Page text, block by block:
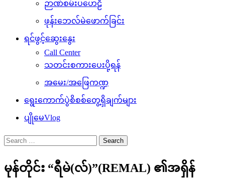
ဉာဏ်စမ်းပဟေဠိ
ဖုန်းဘေလ်မဲဖောက်ခြင်း
ရင်ဖွင့်ဆွေးနွေး
Call Center
သတင်းစကားပေးပို့ရန်
အမေး/အဖြေကဏ္ဍ
ရွေးကောက်ပွဲစိစစ်တွေ့ရှိချက်များ
ပျိုမေVlog
Search
for:
မုန်တိုင်း “ရီမဲ(လ်)”(REMAL) ၏အရှိန်